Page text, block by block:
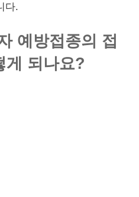
다.
예방접종의 접
게 되나요?